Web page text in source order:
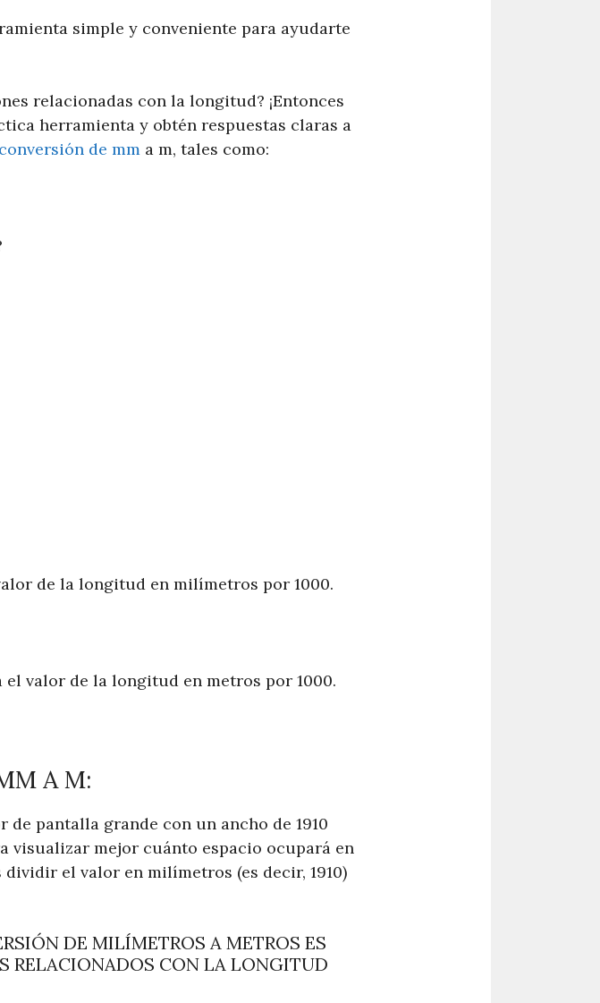
simple y conveniente para ayudarte
relacionadas con la longitud? ¡Entonces
herramienta y obtén respuestas claras a
de mm a m, tales como:
de la longitud en milímetros por 1000.
valor de la longitud en metros por 1000.
A M:
pantalla grande con un ancho de 1910
visualizar mejor cuánto espacio ocupará en
el valor en milímetros (es decir, 1910)
DE MILÍMETROS A METROS ES
RELACIONADOS CON LA LONGITUD